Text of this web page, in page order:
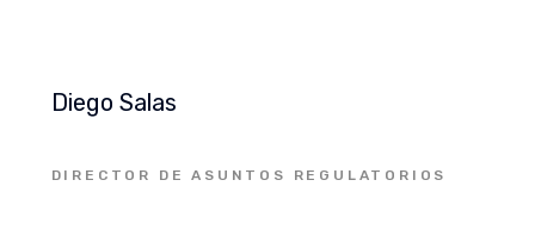
Diego Salas
DIRECTOR DE ASUNTOS REGULATORIOS